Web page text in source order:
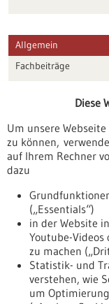
Allgemein
Fachbeiträge
Veranstaltungen
Nach oben
Diese
Um unsere
zu können,
auf Ihrem Rechner
dazu
(„Essentials“)
in der Website
Youtube-Videos
zu machen
Statistik- und
verstehen, wie
um